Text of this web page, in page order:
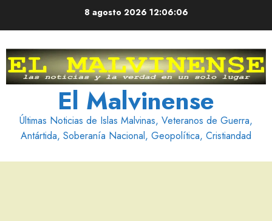
8 agosto 202612:06:07
El Malvinense
Últimas Noticias de Islas Malvinas, Veteranos de Guerra,
Antártida, Soberanía Nacional, Geopolítica, Cristiandad